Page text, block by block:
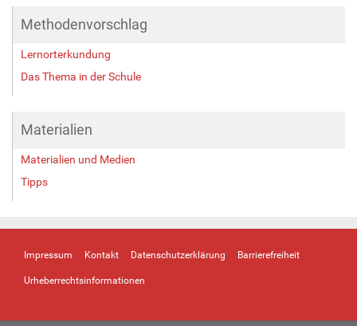
Methodenvorschlag
Lernorterkundung
Das Thema in der Schule
Materialien
Materialien und Medien
Tipps
Impressum Kontakt Datenschutzerklärung Barrierefreiheit
Urheberrechtsinformationen